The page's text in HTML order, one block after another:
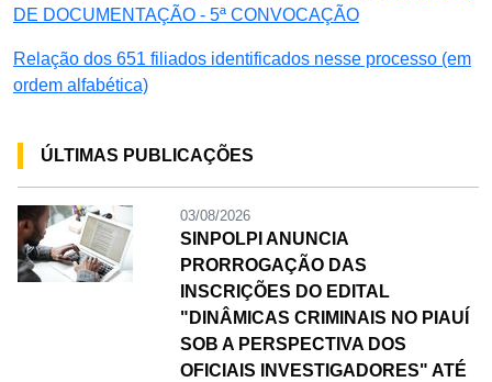
DE DOCUMENTAÇÃO - 5ª CONVOCAÇÃO
Relação dos 651 filiados identificados nesse processo (em
ordem alfabética)
ÚLTIMAS PUBLICAÇÕES
03/08/2026
SINPOLPI ANUNCIA
PRORROGAÇÃO DAS
INSCRIÇÕES DO EDITAL
"DINÂMICAS CRIMINAIS NO PIAUÍ
SOB A PERSPECTIVA DOS
OFICIAIS INVESTIGADORES" ATÉ